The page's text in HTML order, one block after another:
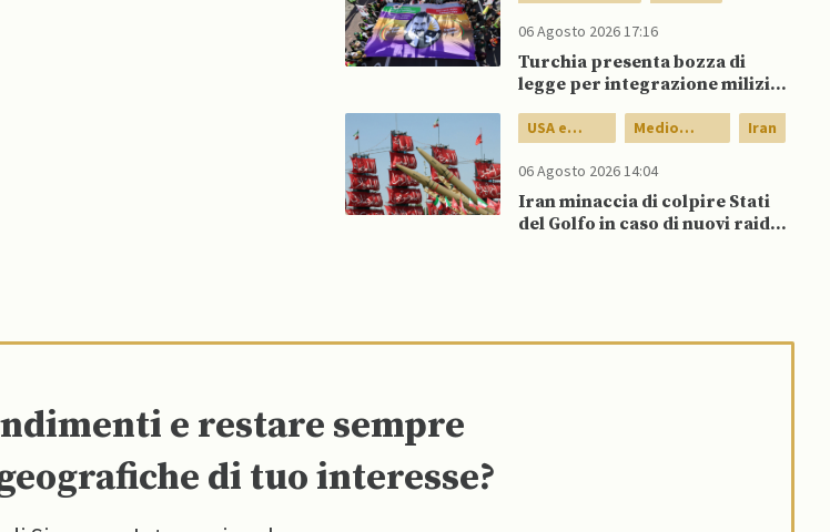
06 Agosto 2026 17:16
Turchia presenta bozza di
legge per integrazione milizie
USA e
Canada
Medio
Oriente
Iran
06 Agosto 2026 14:04
Iran minaccia di colpire Stati
del Golfo in caso di nuovi raid
e restare sempre
di tuo interesse?